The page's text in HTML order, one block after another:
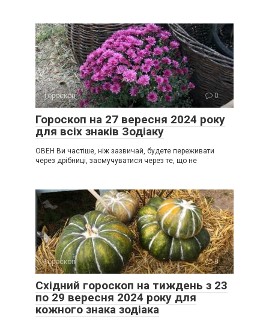
Гороскоп 0
Гороскоп на 27 вересня 2024 року
для всіх знаків Зодіаку
ОВЕН Ви частіше, ніж зазвичай, будете переживати
через дрібниці, засмучуватися через те, що не
Гороскоп 0
Східний гороскоп на тиждень з 23
по 29 вересня 2024 року для
кожного знака зодіака